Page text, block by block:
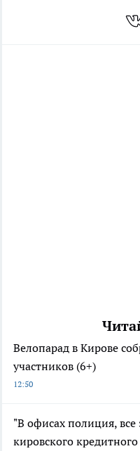
Велопарад в Кирове
участников (6+)
12:50
"В офисах полиция,
кировского